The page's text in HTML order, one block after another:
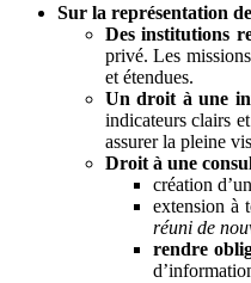
Sur la représentation
Des institutions
privé. Les
et étendues.
Un droit à une
indicateurs clairs
assurer la pleine
Droit à une
création d’un
extension à
réuni de
rendre